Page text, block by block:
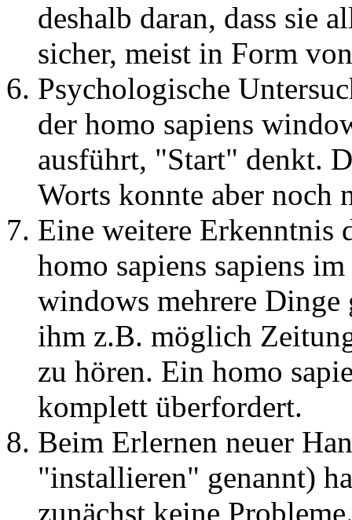
deshalb daran, dass sie
sicher, meist in Form
Psychologische
der homo sapiens
ausführt, "Start" denkt.
Worts konnte aber noch
Eine weitere Erkenntnis
homo sapiens sapiens
windows mehrere
ihm z.B. möglich
zu hören. Ein homo
komplett überfordert.
Beim Erlernen neuer
"installieren" genannt)
zunächst keine